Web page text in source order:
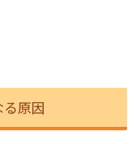
原因